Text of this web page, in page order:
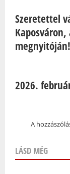
Szeretettel
megnyitóján!
2026.
A
LÁSD MÉG